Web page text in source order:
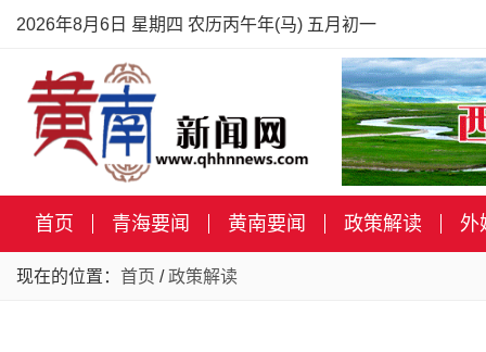
2026年8月6日 星期四 农历丙午年(马) 五月初一
首页 青海要闻 黄南要闻 政策解读 外
现在的位置： 首页 /政策解读